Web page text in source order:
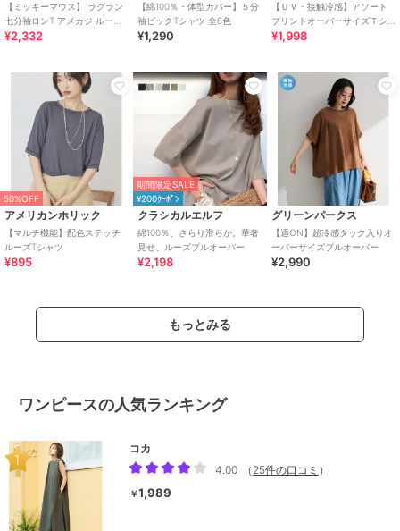
【ミッキーマウス】 ラグラン
七分袖ロンT アメカジ ルーズ
シルエット
¥2,332
【綿100％・体型カバー】５分
袖ビックTシャツ 全8色
¥1,290
【ＵＶ・接触冷感】アソート
プリントオーバーサイズＴシ
ャツ
¥1,998
50%OFF
アメリカンホリック
【マルチ機能】配色ステッチ
ルーズTシャツ
¥895
期間限定SALE
¥200ｸｰﾎﾟﾝ
クラシカルエルフ
綿100％、さらり滑らか。華奢
見せ、ルーズプルオーバー
¥2,198
グリーンパークス
【適ON】超冷感タック入りオ
ーバーサイズプルオーバー
¥2,990
もっとみる
ワンピースの人気ランキング
コカ
4.00
（ 25件の口コミ ）
￥1,989